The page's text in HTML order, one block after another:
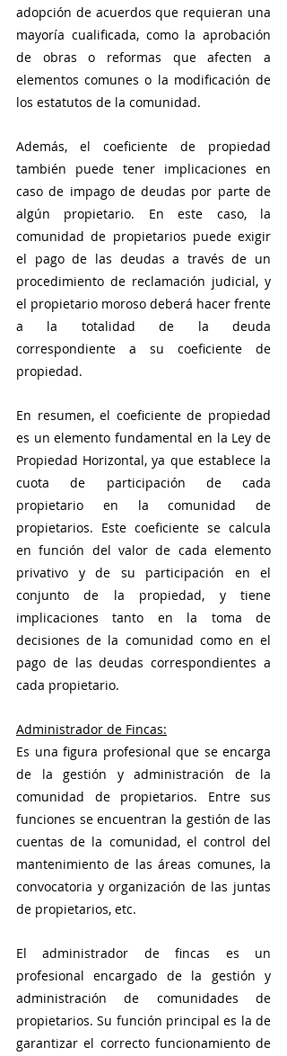
adopción de acuerdos que requieran una
mayoría cualificada, como la aprobación
de obras o reformas que afecten a
elementos comunes o la modificación de
los estatutos de la comunidad.
Además, el coeficiente de propiedad
también puede tener implicaciones en
caso de impago de deudas por parte de
algún propietario. En este caso, la
comunidad de propietarios puede exigir
el pago de las deudas a través de un
procedimiento de reclamación judicial, y
el propietario moroso deberá hacer frente
a la totalidad de la deuda
correspondiente a su coeficiente de
propiedad.
En resumen, el coeficiente de propiedad
es un elemento fundamental en la Ley de
Propiedad Horizontal, ya que establece la
cuota de participación de cada
propietario en la comunidad de
propietarios. Este coeficiente se calcula
en función del valor de cada elemento
privativo y de su participación en el
conjunto de la propiedad, y tiene
implicaciones tanto en la toma de
decisiones de la comunidad como en el
pago de las deudas correspondientes a
cada propietario.
Administrador de Fincas:
Es una figura profesional que se encarga
de la gestión y administración de la
comunidad de propietarios. Entre sus
funciones se encuentran la gestión de las
cuentas de la comunidad, el control del
mantenimiento de las áreas comunes, la
convocatoria y organización de las juntas
de propietarios, etc.
El administrador de fincas es un
profesional encargado de la gestión y
administración de comunidades de
propietarios. Su función principal es la de
garantizar el correcto funcionamiento de